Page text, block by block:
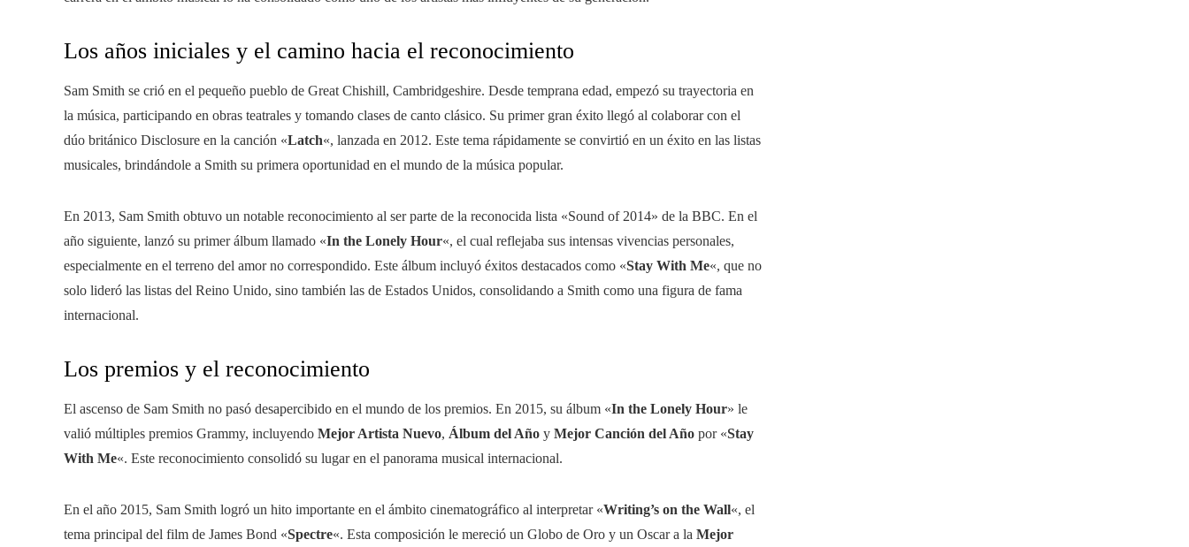
Los años iniciales y el camino hacia el reconocimiento
Sam Smith se crió en el pequeño pueblo de Great Chishill, Cambridgeshire. Desde temprana edad, empezó su trayectoria en
la música, participando en obras teatrales y tomando clases de canto clásico. Su primer gran éxito llegó al colaborar con el
dúo británico Disclosure en la canción «Latch«, lanzada en 2012. Este tema rápidamente se convirtió en un éxito en las listas
musicales, brindándole a Smith su primera oportunidad en el mundo de la música popular.
En 2013, Sam Smith obtuvo un notable reconocimiento al ser parte de la reconocida lista «Sound of 2014» de la BBC. En el
año siguiente, lanzó su primer álbum llamado «In the Lonely Hour«, el cual reflejaba sus intensas vivencias personales,
especialmente en el terreno del amor no correspondido. Este álbum incluyó éxitos destacados como «Stay With Me«, que no
solo lideró las listas del Reino Unido, sino también las de Estados Unidos, consolidando a Smith como una figura de fama
internacional.
Los premios y el reconocimiento
El ascenso de Sam Smith no pasó desapercibido en el mundo de los premios. En 2015, su álbum «In the Lonely Hour» le
valió múltiples premios Grammy, incluyendo Mejor Artista Nuevo, Álbum del Año y Mejor Canción del Año por «Stay
With Me«. Este reconocimiento consolidó su lugar en el panorama musical internacional.
En el año 2015, Sam Smith logró un hito importante en el ámbito cinematográfico al interpretar «Writing’s on the Wall«, el
tema principal del film de James Bond «Spectre«. Esta composición le mereció un Globo de Oro y un Oscar a la Mejor